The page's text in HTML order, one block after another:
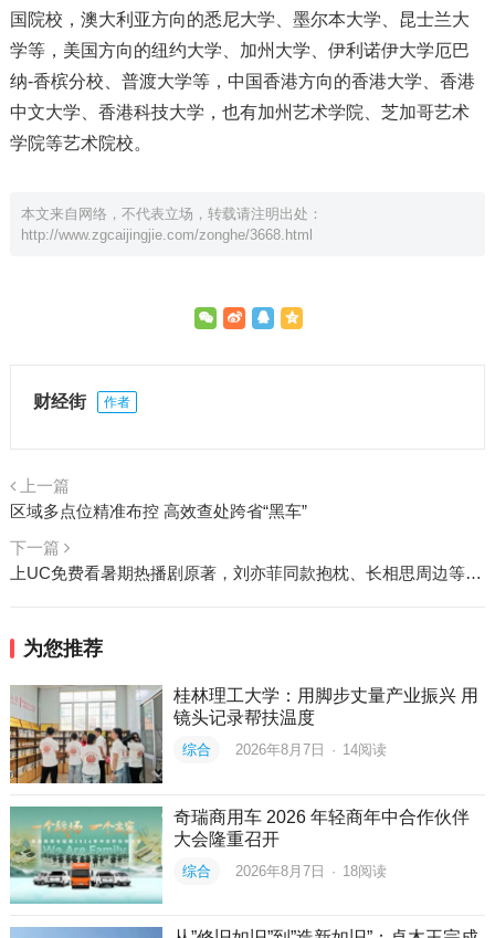
国院校，澳大利亚方向的悉尼大学、墨尔本大学、昆士兰大
学等，美国方向的纽约大学、加州大学、伊利诺伊大学厄巴
纳-香槟分校、普渡大学等，中国香港方向的香港大学、香港
中文大学、香港科技大学，也有加州艺术学院、芝加哥艺术
学院等艺术院校。
本文来自网络，不代表立场，转载请注明出处：
http://www.zgcaijingjie.com/zonghe/3668.html
财经街 作者
上一篇
区域多点位精准布控 高效查处跨省“黑车”
下一篇
上UC免费看暑期热播剧原著，刘亦菲同款抱枕、长相思周边等多款好礼赢不停
为您推荐
桂林理工大学：用脚步丈量产业振兴 用
镜头记录帮扶温度
综合 2026年8月7日 · 14阅读
奇瑞商用车 2026 年轻商年中合作伙伴
大会隆重召开
综合 2026年8月7日 · 18阅读